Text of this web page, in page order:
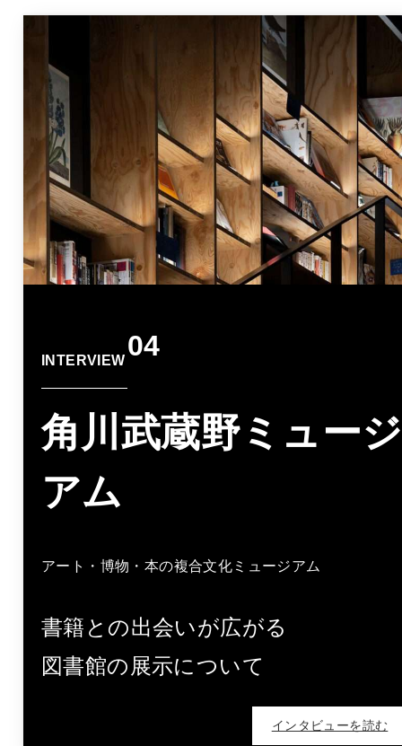
INTERVIEW 04
角川武蔵野ミュージ
アム
アート・博物・本の複合文化ミュージアム
書籍との出会いが広がる
図書館の展示について
インタビューを読む